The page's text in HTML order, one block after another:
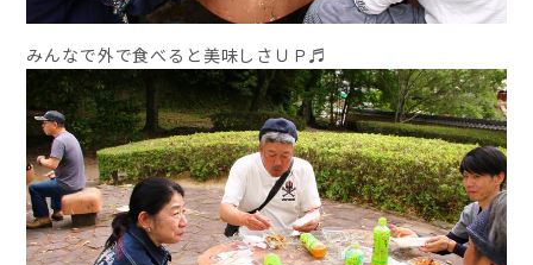
みんなで外で食べると美味しさＵＰ♬